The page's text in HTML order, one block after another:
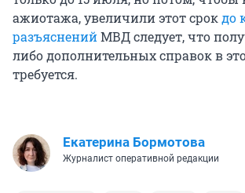
ажиотажа, увеличили этот срокдо
разъясненийМВД следует, что
либо дополнительных справок в
требуется.
Екатерина Бормотова
Журналист оперативной редакции